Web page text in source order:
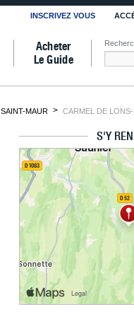
INSCRIVEZ VOUS
Acheter
Le Guide
SAINT-MAUR CARMEL DE
S'Y